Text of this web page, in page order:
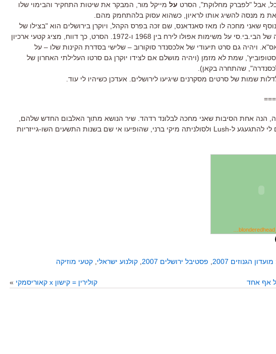
אבל "לפברק מחלוקת", הסרט על מייקל מור, המבקר את שיטות התחקיר והבימוי שלו
את מ מנסה להשיג אותו לראיון, כשהוא עסוק בלהתחמק מהם.
שאני מחכה לו מאז סאנדאנס, שם זכה בפרס הקהל, ויוקרן בירושלים הוא "בצילו של
הירח", הפקה של הבי.בי.סי על משימות אפולו לירח בין 1968 ו-1972. הסרט, כך דווח, מציג קטעי ארכיון
ויהיה גם סרט תיעודי של אלכסנדר סוקורוב – שלישי בסדרת הקינות שלו – על
שמת לא מזמן (ויהיה מושלם אם לצידו יוקרן גם סרטו העלילתי האחרון של
שהתחרה בקאן).
שמות של סרטים מסקרנים שיגיעו לירושלים. אעדכן כשיהיו לי עוד.
הנה אחת הסיבות שאני מחכה לבלונד רדהד. שיר הנושא מתוך האלבום החדש שלהם,
שבעיקר גורם לי להתגעגע ל-Lush ולסולניתה מיקי ברני, שהופיעו אי שם בשנות התשעים השו-גייזריות
מועדון הגנוזים 2007 פסטיבל ירושלים 2007 קולנוע ישראלי קטעי מוזיקה
אף אחד קולירין = קישון x קאוריסמקי »